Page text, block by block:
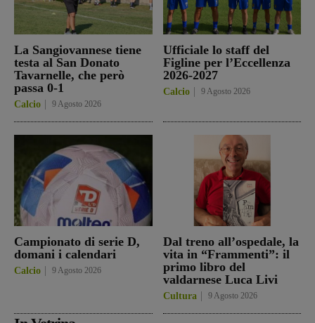
La Sangiovannese tiene
testa al San Donato
Tavarnelle, che però
passa 0-1
Calcio 9 Agosto 2026
Ufficiale lo staff del
Figline per l’Eccellenza
2026-2027
Calcio 9 Agosto 2026
Campionato di serie D,
domani i calendari
Calcio 9 Agosto 2026
Dal treno all’ospedale, la
vita in “Frammenti”: il
primo libro del
valdarnese Luca Livi
Cultura 9 Agosto 2026